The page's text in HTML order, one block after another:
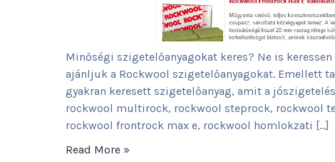
Minőségi szigetelőanyagokat keres? Ne is
ajánljuk a Rockwool szigetelőanyagokat. Emellett
gyakran keresett szigetelőanyag, amit a
rockwool multirock, rockwool steprock, rockwool
rockwool frontrock max e, rockwool homlokzati […]
Read More »